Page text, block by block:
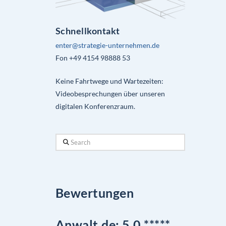
Schnellkontakt
enter@strategie-unternehmen.de
Fon +49 4154 98888 53
Keine Fahrtwege und Wartezeiten:
Videobesprechungen über unseren
digitalen Konferenzraum.
Search
Bewertungen